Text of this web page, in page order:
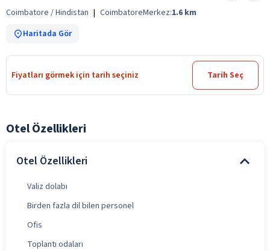
Coimbatore / Hindistan | CoimbatoreMerkez:1.6 km
Haritada Gör
Fiyatları görmek için tarih seçiniz Tarih Seç
Otel Özellikleri
Otel Özellikleri
Valiz dolabı
Birden fazla dil bilen personel
Ofis
Toplantı odaları